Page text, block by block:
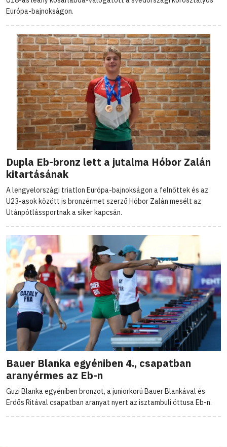
Európa-bajnokságon.
Dupla Eb-bronz lett a jutalma Hóbor Zalán
kitartásának
A lengyelországi triatlon Európa-bajnokságon a felnőttek és az
U23-asok között is bronzérmet szerző Hóbor Zalán mesélt az
Utánpótlássportnak a siker kapcsán.
Bauer Blanka egyéniben 4., csapatban
aranyérmes az Eb-n
Guzi Blanka egyéniben bronzot, a juniorkorú Bauer Blankával és
Erdős Ritával csapatban aranyat nyert az isztambuli öttusa Eb-n.